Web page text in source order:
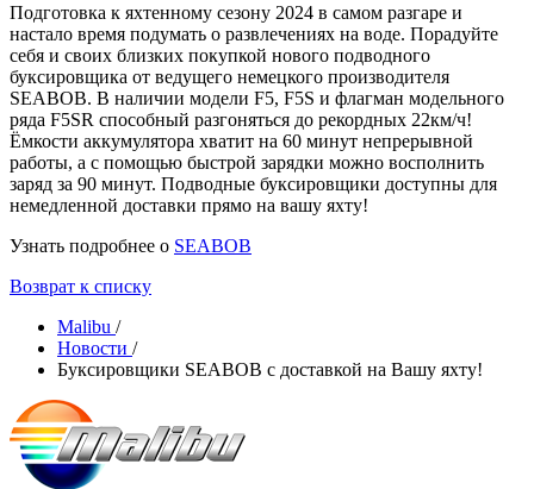
Подготовка к яхтенному сезону 2024 в самом разгаре и
настало время подумать о развлечениях на воде. Порадуйте
себя и своих близких покупкой нового подводного
буксировщика от ведущего немецкого производителя
SEABOB. В наличии модели F5, F5S и флагман модельного
ряда F5SR способный разгоняться до рекордных 22км/ч!
Ёмкости аккумулятора хватит на 60 минут непрерывной
работы, а с помощью быстрой зарядки можно восполнить
заряд за 90 минут. Подводные буксировщики доступны для
немедленной доставки прямо на вашу яхту!
Узнать подробнее о SEABOB
Возврат к списку
Malibu /
Новости /
Буксировщики SEABOB с доставкой на Вашу яхту!